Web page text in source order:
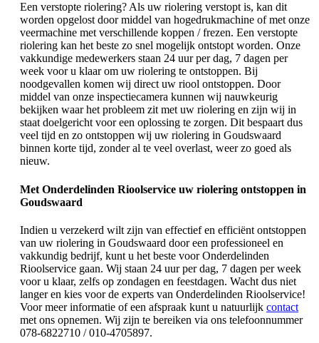
Een verstopte riolering? Als uw riolering verstopt is, kan dit
worden opgelost door middel van hogedrukmachine of met onze
veermachine met verschillende koppen / frezen. Een verstopte
riolering kan het beste zo snel mogelijk ontstopt worden. Onze
vakkundige medewerkers staan 24 uur per dag, 7 dagen per
week voor u klaar om uw riolering te ontstoppen. Bij
noodgevallen komen wij direct uw riool ontstoppen. Door
middel van onze inspectiecamera kunnen wij nauwkeurig
bekijken waar het probleem zit met uw riolering en zijn wij in
staat doelgericht voor een oplossing te zorgen. Dit bespaart dus
veel tijd en zo ontstoppen wij uw riolering in Goudswaard
binnen korte tijd, zonder al te veel overlast, weer zo goed als
nieuw.
Met Onderdelinden Rioolservice uw riolering ontstoppen in
Goudswaard
Indien u verzekerd wilt zijn van effectief en efficiënt ontstoppen
van uw riolering in Goudswaard door een professioneel en
vakkundig bedrijf, kunt u het beste voor Onderdelinden
Rioolservice gaan. Wij staan 24 uur per dag, 7 dagen per week
voor u klaar, zelfs op zondagen en feestdagen. Wacht dus niet
langer en kies voor de experts van Onderdelinden Rioolservice!
Voor meer informatie of een afspraak kunt u natuurlijk contact
met ons opnemen. Wij zijn te bereiken via ons telefoonnummer
078-6822710 / 010-4705897.